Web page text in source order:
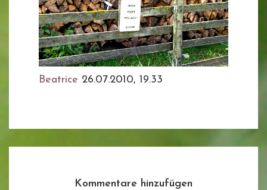
Beatrice 26.07.2010, 19.33
Kommentare hinzufügen